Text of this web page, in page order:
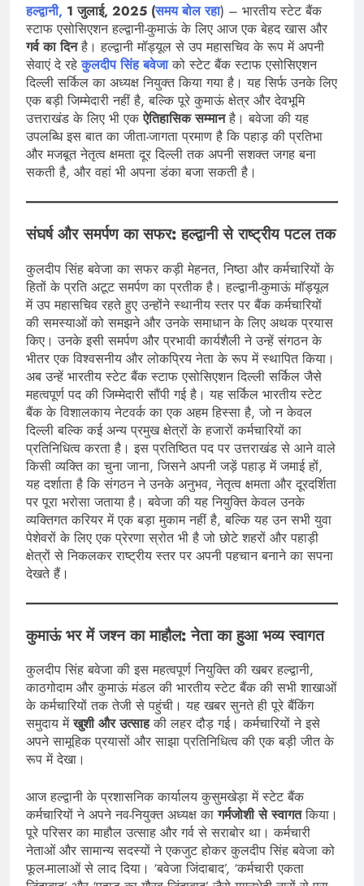
हल्द्वानी, 1 जुलाई, 2025 (समय बोल रहा) – भारतीय स्टेट बैंक
स्टाफ एसोसिएशन हल्द्वानी-कुमाऊं के लिए आज एक बेहद खास और
गर्व का दिनहै। हल्द्वानी मॉड्यूल से उप महासचिव के रूप में अपनी
सेवाएं दे रहेकुलदीप सिंह बवेजा को स्टेट बैंक स्टाफ एसोसिएशन
दिल्ली सर्किल का अध्यक्ष नियुक्त किया गया है। यह सिर्फ उनके लिए
एक बड़ी जिम्मेदारी नहीं है, बल्कि पूरे कुमाऊं क्षेत्र और देवभूमि
उत्तराखंड के लिए भी एकऐतिहासिक सम्मानहै। बवेजा की यह
उपलब्धि इस बात का जीता-जागता प्रमाण है कि पहाड़ की प्रतिभा
और मजबूत नेतृत्व क्षमता दूर दिल्ली तक अपनी सशक्त जगह बना
सकती है, और वहां भी अपना डंका बजा सकती है।
संघर्ष और समर्पण का सफर: हल्द्वानी से राष्ट्रीय पटल तक
कुलदीप सिंह बवेजा का सफर कड़ी मेहनत, निष्ठा और कर्मचारियों के
हितों के प्रति अटूट समर्पण का प्रतीक है। हल्द्वानी-कुमाऊं मॉड्यूल
में उप महासचिव रहते हुए उन्होंने स्थानीय स्तर पर बैंक कर्मचारियों
की समस्याओं को समझने और उनके समाधान के लिए अथक प्रयास
किए। उनके इसी समर्पण और प्रभावी कार्यशैली ने उन्हें संगठन के
भीतर एक विश्वसनीय और लोकप्रिय नेता के रूप में स्थापित किया।
अब उन्हें भारतीय स्टेट बैंक स्टाफ एसोसिएशन दिल्ली सर्किल जैसे
महत्वपूर्ण पद की जिम्मेदारी सौंपी गई है। यह सर्किल भारतीय स्टेट
बैंक के विशालकाय नेटवर्क का एक अहम हिस्सा है, जो न केवल
दिल्ली बल्कि कई अन्य प्रमुख क्षेत्रों के हजारों कर्मचारियों का
प्रतिनिधित्व करता है। इस प्रतिष्ठित पद पर उत्तराखंड से आने वाले
किसी व्यक्ति का चुना जाना, जिसने अपनी जड़ें पहाड़ में जमाई हों,
यह दर्शाता है कि संगठन ने उनके अनुभव, नेतृत्व क्षमता और दूरदर्शिता
पर पूरा भरोसा जताया है। बवेजा की यह नियुक्ति केवल उनके
व्यक्तिगत करियर में एक बड़ा मुकाम नहीं है, बल्कि यह उन सभी युवा
पेशेवरों के लिए एक प्रेरणा स्रोत भी है जो छोटे शहरों और पहाड़ी
क्षेत्रों से निकलकर राष्ट्रीय स्तर पर अपनी पहचान बनाने का सपना
देखते हैं।
कुमाऊं भर में जश्न का माहौल: नेता का हुआ भव्य स्वागत
कुलदीप सिंह बवेजा की इस महत्वपूर्ण नियुक्ति की खबर हल्द्वानी,
काठगोदाम और कुमाऊं मंडल की भारतीय स्टेट बैंक की सभी शाखाओं
के कर्मचारियों तक तेजी से पहुंची। यह खबर सुनते ही पूरे बैंकिंग
समुदाय मेंखुशी और उत्साहकी लहर दौड़ गई। कर्मचारियों ने इसे
अपने सामूहिक प्रयासों और साझा प्रतिनिधित्व की एक बड़ी जीत के
रूप में देखा।
आज हल्द्वानी के प्रशासनिक कार्यालय कुसुमखेड़ा में स्टेट बैंक
कर्मचारियों ने अपने नव-नियुक्त अध्यक्ष कागर्मजोशी से स्वागतकिया।
पूरे परिसर का माहौल उत्साह और गर्व से सराबोर था। कर्मचारी
नेताओं और सामान्य सदस्यों ने एकजुट होकर कुलदीप सिंह बवेजा को
फूल-मालाओं से लाद दिया। ‘बवेजा जिंदाबाद’, ‘कर्मचारी एकता